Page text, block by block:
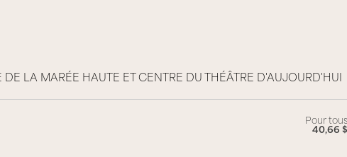
DE LA MARÉE HAUTE ET CENTRE DU THÉÂTRE D'AUJOURD'HUI
Pour tous
40,66 $